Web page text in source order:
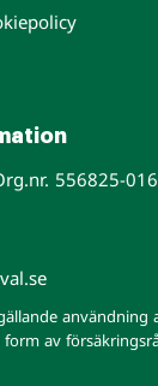
556825-
användning
av